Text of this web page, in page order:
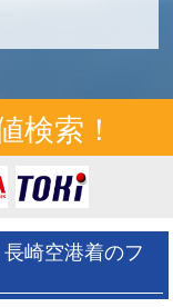
検索！
崎空港着のフ